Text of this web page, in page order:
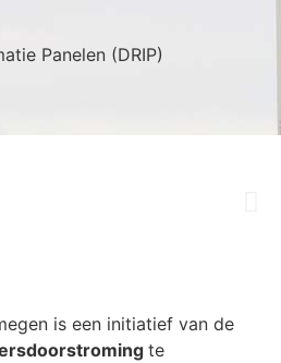
Panelen (DRIP)
is een initiatief van de
te